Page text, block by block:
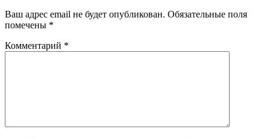
Ваш адрес email не будет опубликован. Обязательные поля
помечены *
Комментарий *